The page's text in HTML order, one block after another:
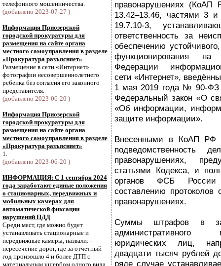
телефонного мошенничества.
(добавлено 2023-07-27 )
Информация Приозерской
городской прокуратуры для
размещения на сайте органа
местного самоуправления в разделе
«Прокуратура разъясняет»
Размещение в сети «Интернет»
фотографии несовершеннолетнего
ребенка без согласия его законного
представителя.
(добавлено 2023-06-20 )
Информация Приозерской
городской прокуратуры для
размещения на сайте органа
местного самоуправления в разделе
«Прокуратура разъясняет»
1.
(добавлено 2023-06-20 )
ИНФОРМАЦИЯ: С 1 сентября 2024
года заработают единые положения
о стационарных, передвижных и
мобильных камерах для
автоматической фиксации
нарушений ПДД
Среди мест, где можно будет
устанавливать стационарные и
передвижные камеры, назвали: -
пересечение дорог, где за отчетный
год произошло 4 и более ДТП с
материальным ущербом одного вида,
правонарушениях (КоАП
13.42–13.46, частями 3
19.7.10-3,
ответственность за
обеспечению
функционирования на
Федерации
сети «Интернет»,
1 мая 2019 года № 90-ФЗ
Федеральный закон «О
«Об информации,
защите информации».
Внесенными в КоАП РФ
подведомственность
правонарушениях,
статьями Кодекса, и
органов ФСБ
составлению протоколов
правонарушениях.
Суммы штрафов в
юридических лиц,
двадцати тысяч рублей
ряде случае